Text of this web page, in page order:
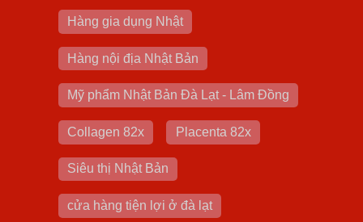
Hàng gia dụng Nhật
Hàng nội địa Nhật Bản
Mỹ phẩm Nhật Bản Đà Lạt - Lâm Đồng
Collagen 82x Placenta 82x
Siêu thị Nhật Bản
cửa hàng tiện lợi ở đà lạt